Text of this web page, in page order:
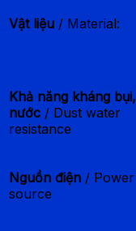
Vật liệu / Material:
Khả năng kháng bụi,
nước / Dust water
resistance
Nguồn điện / Power
source